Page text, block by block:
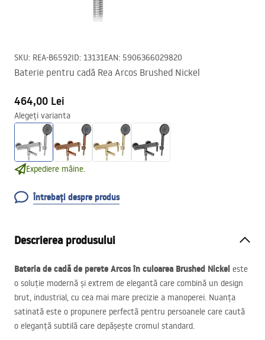
SKU: REA-B6592ID: 13131EAN: 5906366029820
Baterie pentru cadă Rea Arcos Brushed Nickel
464,00 Lei
Alegeți varianta
Expediere mâine.
Întrebați despre produs
Descrierea produsului
Bateria de cadă de perete Arcos în culoarea Brushed Nickel este
o soluție modernă și extrem de elegantă care combină un design
brut, industrial, cu cea mai mare precizie a manoperei. Nuanța
satinată este o propunere perfectă pentru persoanele care caută
o eleganță subtilă care depășește cromul standard.